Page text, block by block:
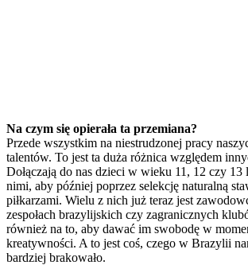
Na czym się opierała ta przemiana?
Przede wszystkim na niestrudzonej pracy
talentów. To jest ta duża różnica względem
Dołączają do nas dzieci w wieku 11, 12 czy 13
nimi, aby później poprzez selekcję naturalną
piłkarzami. Wielu z nich już teraz jest
zespołach brazylijskich czy zagranicznych
również na to, aby dawać im swobodę w
kreatywności. A to jest coś, czego w Brazylii
bardziej brakowało.